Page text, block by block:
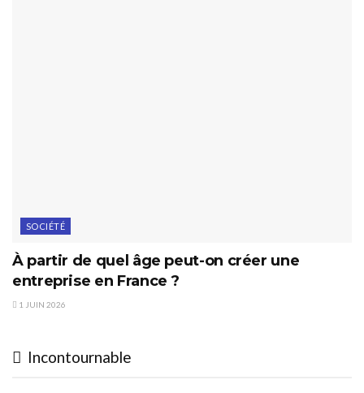
SOCIÉTÉ
À partir de quel âge peut-on créer une
entreprise en France ?
1 JUIN 2026
Incontournable